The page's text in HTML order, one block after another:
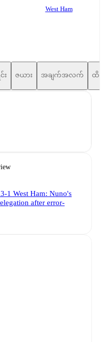
West Ham
း ဇယား အချက်အလက် ထိ
1 West Ham: Nuno's
after error-